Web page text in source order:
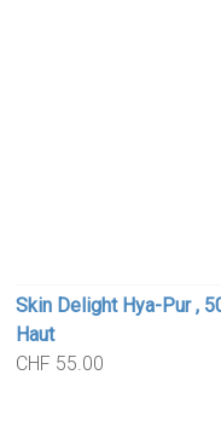
Skin Delight Hya-Pur ,
Haut
CHF 55.00